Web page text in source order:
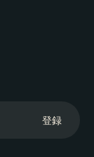
登録